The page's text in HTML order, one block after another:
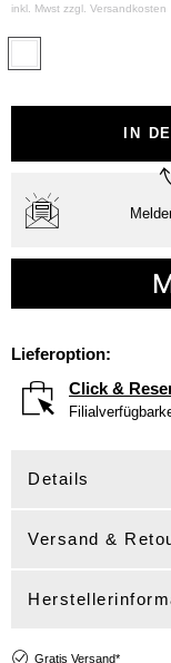
inkl. Mwst zzgl. Versandkosten
IN
Lieferoption:
Click &
Details
Versand &
Gratis Versand*